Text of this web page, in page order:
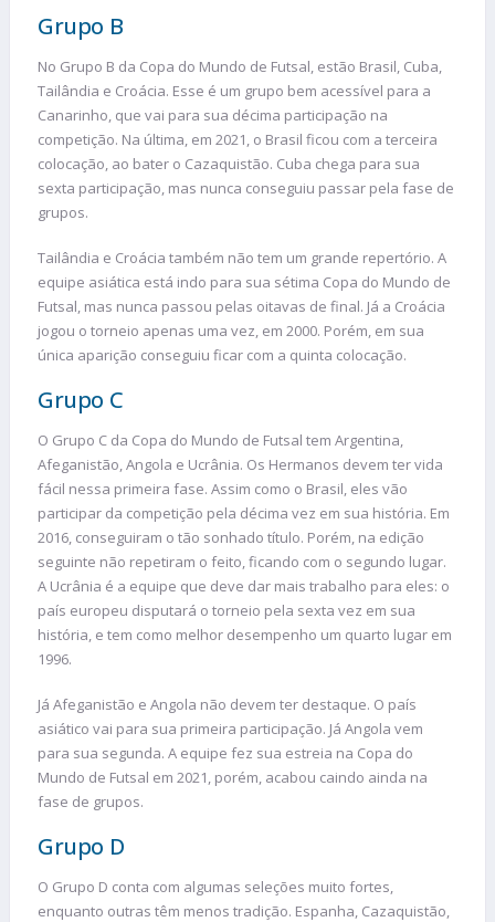
Grupo B
No Grupo B da Copa do Mundo de Futsal, estão Brasil, Cuba,
Tailândia e Croácia. Esse é um grupo bem acessível para a
Canarinho, que vai para sua décima participação na
competição. Na última, em 2021, o Brasil ficou com a terceira
colocação, ao bater o Cazaquistão. Cuba chega para sua
sexta participação, mas nunca conseguiu passar pela fase de
grupos.
Tailândia e Croácia também não tem um grande repertório. A
equipe asiática está indo para sua sétima Copa do Mundo de
Futsal, mas nunca passou pelas oitavas de final. Já a Croácia
jogou o torneio apenas uma vez, em 2000. Porém, em sua
única aparição conseguiu ficar com a quinta colocação.
Grupo C
O Grupo C da Copa do Mundo de Futsal tem Argentina,
Afeganistão, Angola e Ucrânia. Os Hermanos devem ter vida
fácil nessa primeira fase. Assim como o Brasil, eles vão
participar da competição pela décima vez em sua história. Em
2016, conseguiram o tão sonhado título. Porém, na edição
seguinte não repetiram o feito, ficando com o segundo lugar.
A Ucrânia é a equipe que deve dar mais trabalho para eles: o
país europeu disputará o torneio pela sexta vez em sua
história, e tem como melhor desempenho um quarto lugar em
1996.
Já Afeganistão e Angola não devem ter destaque. O país
asiático vai para sua primeira participação. Já Angola vem
para sua segunda. A equipe fez sua estreia na Copa do
Mundo de Futsal em 2021, porém, acabou caindo ainda na
fase de grupos.
Grupo D
O Grupo D conta com algumas seleções muito fortes,
enquanto outras têm menos tradição. Espanha, Cazaquistão,